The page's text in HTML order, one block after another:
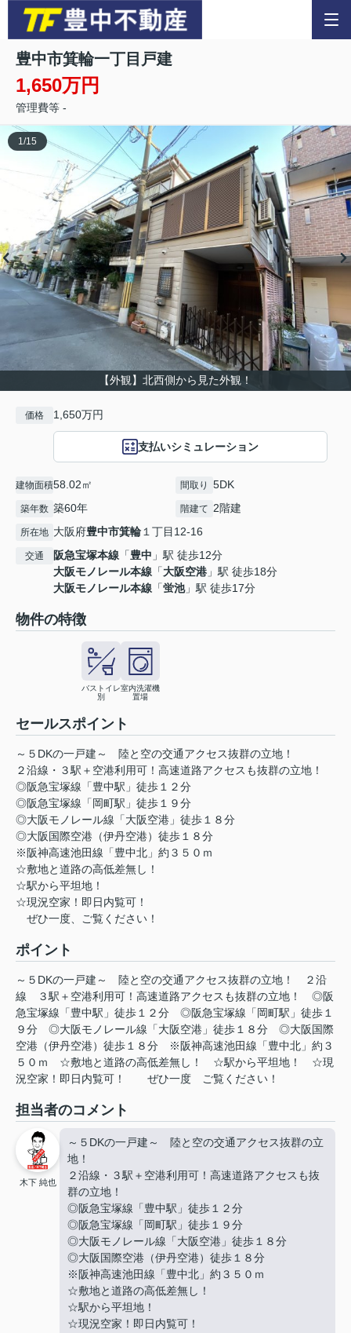
豊中市箕輪一丁目戸建
1,650万円
管理費等 -
【外観】北西側から見た外観！
1/15
価格 1,650万円
支払いシミュレーション
建物面積58.02㎡ 間取り 5DK
築年数 築60年 階建て 2階建
所在地 大阪府豊中市箕輪１丁目12-16
交通 阪急宝塚本線 「豊中 」駅 徒歩12分
大阪モノレール本線 「大阪空港 」駅 徒歩18分
大阪モノレール本線 「蛍池」駅 徒歩17分
物件の特徴
バストイレ
別
室内洗濯機
置場
セールスポイント
～５DKの一戸建～ 陸と空の交通アクセス抜群の立地！
２沿線・３駅＋空港利用可！高速道路アクセスも抜群の立地！
◎阪急宝塚線「豊中駅」徒歩１２分
◎阪急宝塚線「岡町駅」徒歩１９分
◎大阪モノレール線「大阪空港」徒歩１８分
◎大阪国際空港（伊丹空港）徒歩１８分
※阪神高速池田線「豊中北」約３５０ｍ
☆敷地と道路の高低差無し！
☆駅から平坦地！
☆現況空家！即日内覧可！
ぜひ一度、ご覧ください！
ポイント
～５DKの一戸建～ 陸と空の交通アクセス抜群の立地！
２沿
線
３駅＋空港利用可！高速道路アクセスも抜群の立地！
◎阪
急宝塚線「豊中駅」徒歩１２分
◎阪急宝塚線「岡町駅」徒歩１
９分
◎大阪モノレール線「大阪空港」徒歩１８分
◎大阪国際
空港（伊丹空港）徒歩１８分
※阪神高速池田線「豊中北」約３
５０ｍ
☆敷地と道路の高低差無し！ ☆駅から平坦地！
☆現
況空家！即日内覧可！
ぜひ一度 ご覧ください！
担当者のコメント
木下 純也
～５DKの一戸建～ 陸と空の交通アクセス抜群の立
地！
２沿線・３駅＋空港利用可！高速道路アクセスも抜
群の立地！
◎阪急宝塚線「豊中駅」徒歩１２分
◎阪急宝塚線「岡町駅」徒歩１９分
◎大阪モノレール線「大阪空港」徒歩１８分
◎大阪国際空港（伊丹空港）徒歩１８分
※阪神高速池田線「豊中北」約３５０ｍ
☆敷地と道路の高低差無し！
☆駅から平坦地！
☆現況空家！即日内覧可！